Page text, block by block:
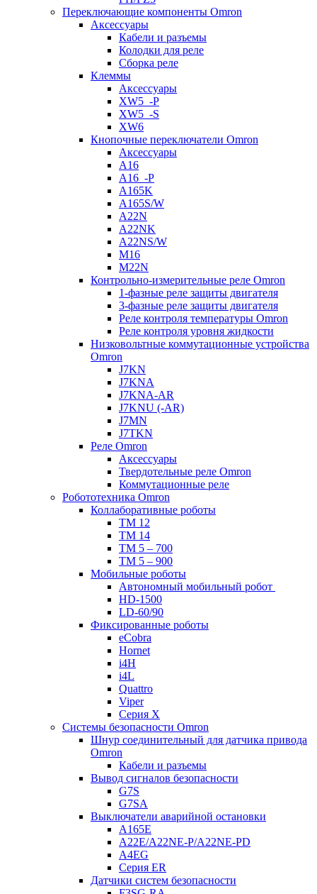
Переключающие компоненты Omron
Аксессуары
Кабели и разъемы
Колодки для реле
Сборка реле
Клеммы
Аксессуары
XW5_-P
XW5_-S
XW6
Кнопочные переключатели Omron
Аксессуары
A16
A16_-P
A165K
A165S/W
A22N
A22NK
A22NS/W
M16
M22N
Контрольно-измерительные реле Omron
1-фазные реле защиты двигателя
3-фазные реле защиты двигателя
Реле контроля температуры Omron
Реле контроля уровня жидкости
Низковольтные коммутационные устройства
Omron
J7KN
J7KNA
J7KNA-AR
J7KNU (-AR)
J7MN
J7TKN
Реле Omron
Аксессуары
Твердотельные реле Omron
Коммутационные реле
Робототехника Omron
Коллаборативные роботы
TM 12
TM 14
TM 5 – 700
TM 5 – 900
Мобильные роботы
Автономный мобильный робот
HD-1500
LD-60/90
Фиксированные роботы
eCobra
Hornet
i4H
i4L
Quattro
Viper
Серия X
Системы безопасности Omron
Шнур соединительный для датчика привода
Omron
Кабели и разъемы
Вывод сигналов безопасности
G7S
G7SA
Выключатели аварийной остановки
A165E
A22E/A22NE-P/A22NE-PD
A4EG
Серия ER
Датчики систем безопасности